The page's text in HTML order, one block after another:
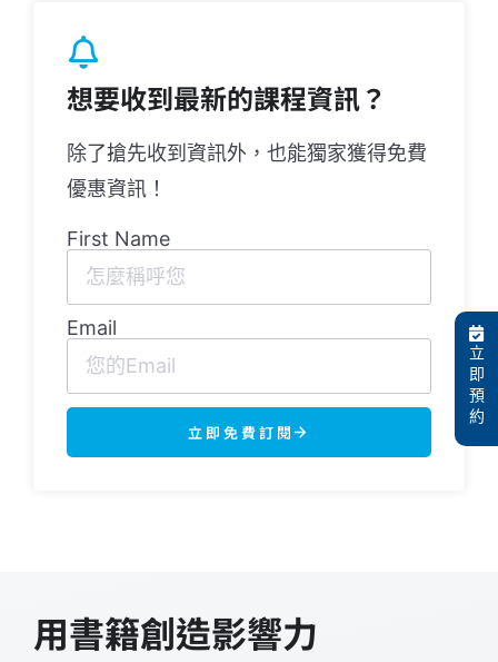
想要收到最新的課程資訊？
除了搶先收到資訊外，也能獨家獲得免費
優惠資訊！
First Name
Email
立即免費訂閱
用書籍創造影響力
立
即
預
約